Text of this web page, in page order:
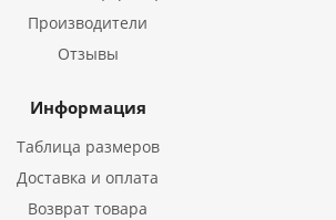
Производители
Отзывы
Информация
Таблица размеров
Доставка и оплата
Возврат товара